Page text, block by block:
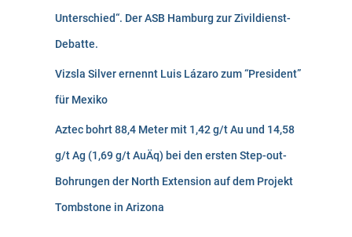
Unterschied“. Der ASB Hamburg zur Zivildienst-
Debatte.
Vizsla Silver ernennt Luis Lázaro zum “President”
für Mexiko
Aztec bohrt 88,4 Meter mit 1,42 g/t Au und 14,58
g/t Ag (1,69 g/t AuÄq) bei den ersten Step-out-
Bohrungen der North Extension auf dem Projekt
Tombstone in Arizona